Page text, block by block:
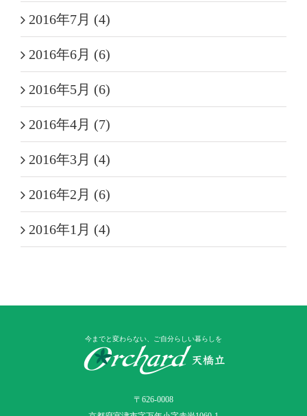
2016年7月 (4)
2016年6月 (6)
2016年5月 (6)
2016年4月 (7)
2016年3月 (4)
2016年2月 (6)
2016年1月 (4)
今までと変わらない、ご自分らしい暮らしを
〒626-0008